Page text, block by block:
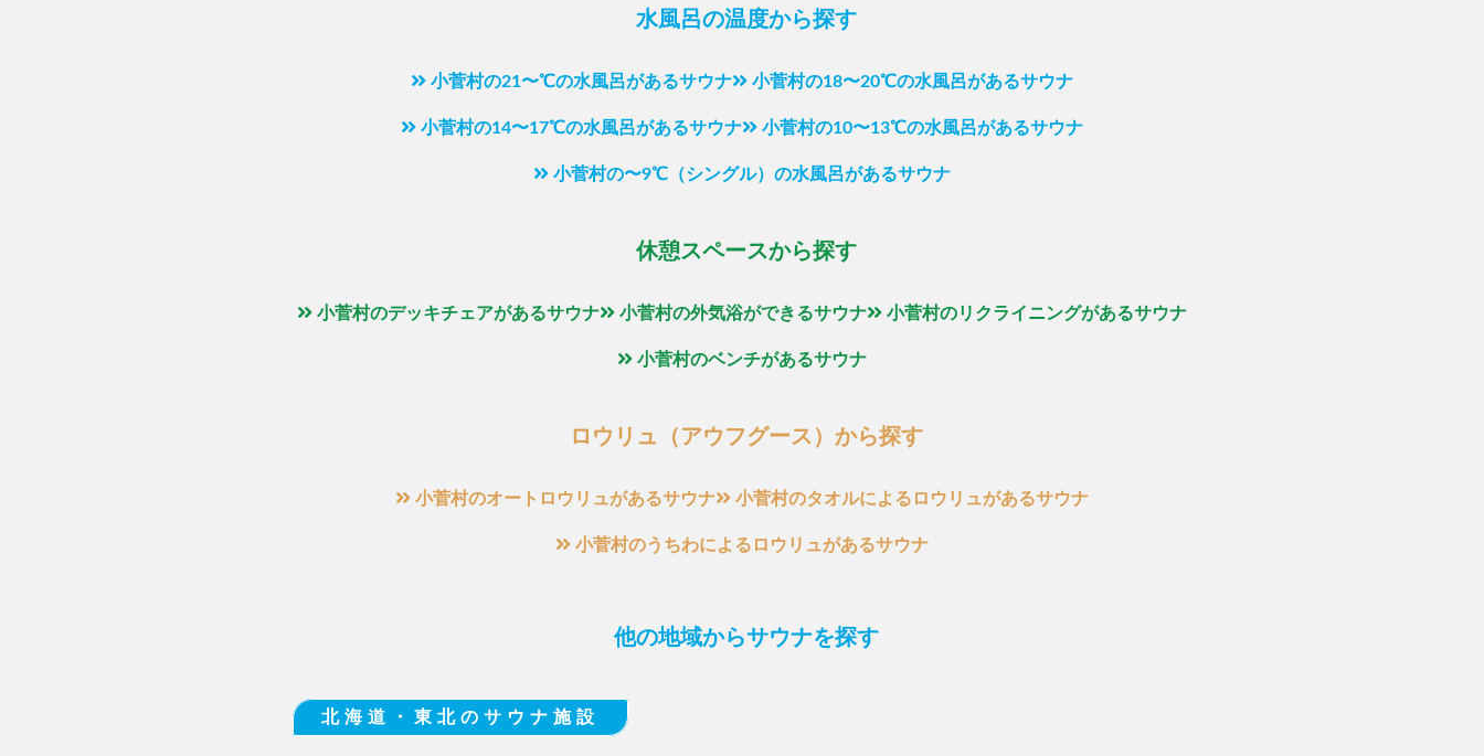
水風呂の温度から探す
小菅村の21〜℃の水風呂があるサウナ 小菅村の18〜20℃の水風呂があるサウナ
小菅村の14〜17℃の水風呂があるサウナ 小菅村の10〜13℃の水風呂があるサウナ
小菅村の〜9℃（シングル）の水風呂があるサウナ
休憩スペースから探す
小菅村のデッキチェアがあるサウナ 小菅村の外気浴ができるサウナ 小菅村のリクライニングがあるサウナ
小菅村のベンチがあるサウナ
ロウリュ（アウフグース）から探す
小菅村のオートロウリュがあるサウナ 小菅村のタオルによるロウリュがあるサウナ
小菅村のうちわによるロウリュがあるサウナ
他の地域からサウナを探す
北海道・東北のサウナ施設